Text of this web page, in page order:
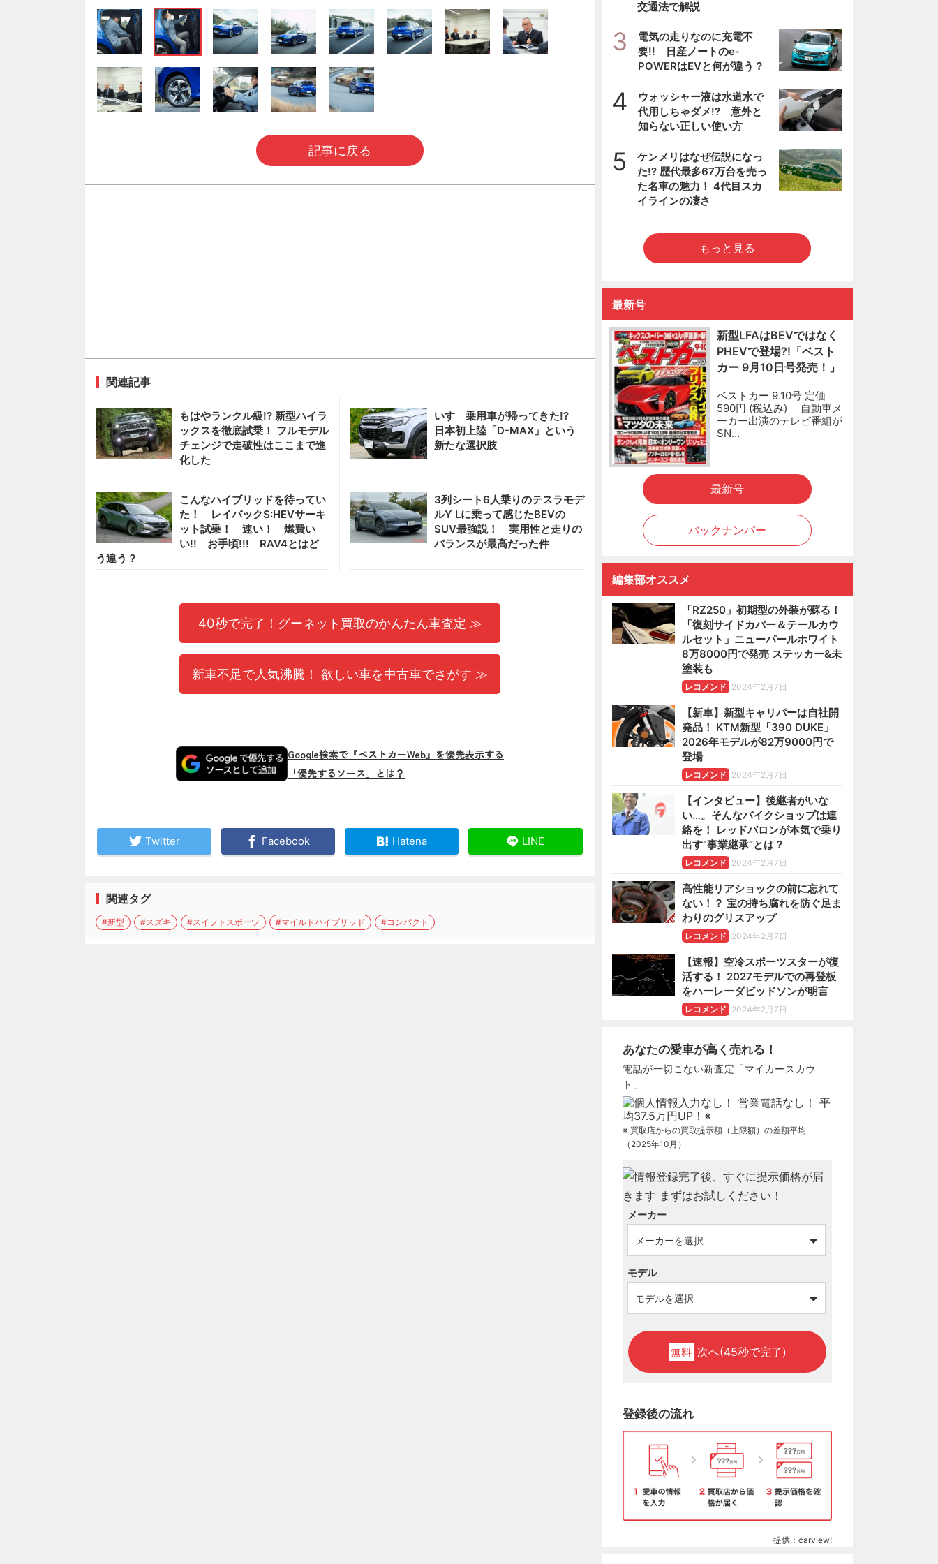
記事に戻る
関連記事
もはやランクル級!? 新型ハイラ
ックスを徹底試乗！ フルモデル
チェンジで走破性はここまで進
化した
いすゞ乗用車が帰ってきた!?
日本初上陸「D-MAX」という
新たな選択肢
こんなハイブリッドを待ってい
た！ レイバックS:HEVサーキ
ット試乗！ 速い！ 燃費い
い!! お手頃!!! RAV4とはど
う違う？
3列シート6人乗りのテスラモデ
ルY Lに乗って感じたBEVの
SUV最強説！ 実用性と走りの
バランスが最高だった件
40秒で完了！グーネット買取のかんたん車査定 ≫
新車不足で人気沸騰！ 欲しい車を中古車でさがす ≫
Google検索で『ベストカーWeb』を優先表示する
「優先するソース」とは？
Twitter Facebook Hatena LINE
関連タグ
#新型 #スズキ #スイフトスポーツ #マイルドハイブリッド #コンパクト
交通法で解説
3
電気の走りなのに充電不
要!! 日産ノートのe-
POWERはEVと何が違う？
4
ウォッシャー液は水道水で
代用しちゃダメ!? 意外と
知らない正しい使い方
5
ケンメリはなぜ伝説になっ
た!? 歴代最多67万台を売っ
た名車の魅力！ 4代目スカ
イラインの凄さ
もっと見る
最新号
新型LFAはBEVではなく
PHEVで登場?!「ベスト
カー 9月10日号発売！」
ベストカー 9.10号 定価
590円 (税込み) 自動車メ
ーカー出演のテレビ番組が
SN…
最新号
バックナンバー
編集部オススメ
「RZ250」初期型の外装が蘇る！
「復刻サイドカバー＆テールカウ
ルセット」ニューパールホワイト
8万8000円で発売 ステッカー&未
塗装も
レコメンド 2024年2月7日
【新車】新型キャリパーは自社開
発品！ KTM新型「390 DUKE」
2026年モデルが82万9000円で
登場
レコメンド 2024年2月7日
【インタビュー】後継者がいな
い…。そんなバイクショップは連
絡を！ レッドバロンが本気で乗り
出す“事業継承”とは？
レコメンド 2024年2月7日
高性能リアショックの前に忘れて
ない！？ 宝の持ち腐れを防ぐ足ま
わりのグリスアップ
レコメンド 2024年2月7日
【速報】空冷スポーツスターが復
活する！ 2027モデルでの再登板
をハーレーダビッドソンが明言
レコメンド 2024年2月7日
あなたの愛車が高く売れる！
電話が一切こない新査定「マイカースカウ
ト」
※ 買取店からの買取提示額（上限額）の差額平均
（2025年10月）
メーカー
モデル
無料 次へ(45秒で完了)
登録後の流れ
提供：carview!